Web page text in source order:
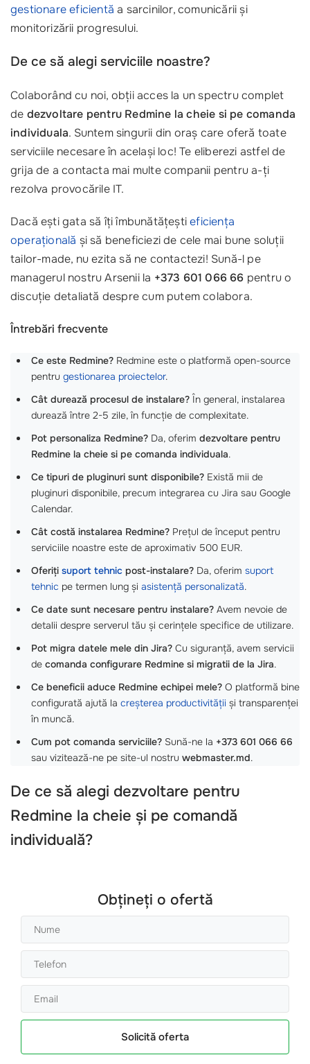
gestionare eficientă a sarcinilor, comunicării și
monitorizării progresului.
De ce să alegi serviciile noastre?
Colaborând cu noi, obții acces la un spectru complet
de dezvoltare pentru Redmine la cheie si pe comanda
individuala. Suntem singurii din oraș care oferă toate
serviciile necesare în același loc! Te eliberezi astfel de
grija de a contacta mai multe companii pentru a-ți
rezolva provocările IT.
Dacă ești gata să îți îmbunătățeștieficiența
operațională și să beneficiezi de cele mai bune soluții
tailor-made, nu ezita să ne contactezi! Sună-l pe
managerul nostru Arsenii la +373 601 066 66 pentru o
discuție detaliată despre cum putem colabora.
Întrebări frecvente
Ce este Redmine? Redmine este o platformă open-source
pentru gestionarea proiectelor.
Cât durează procesul de instalare? În general, instalarea
durează între 2-5 zile, în funcție de complexitate.
Pot personaliza Redmine? Da, oferim dezvoltare pentru
Redmine la cheie si pe comanda individuala.
Ce tipuri de pluginuri sunt disponibile? Există mii de
pluginuri disponibile, precum integrarea cu Jira sau Google
Calendar.
Cât costă instalarea Redmine? Prețul de început pentru
serviciile noastre este de aproximativ 500 EUR.
Oferiți suport tehnic post-instalare? Da, oferim suport
tehnic pe termen lung și asistență personalizată.
Ce date sunt necesare pentru instalare? Avem nevoie de
detalii despre serverul tău și cerințele specifice de utilizare.
Pot migra datele mele din Jira? Cu siguranță, avem servicii
de comanda configurare Redmine si migratii de la Jira.
Ce beneficii aduce Redmine echipei mele? O platformă bine
configurată ajută la creșterea productivității și transparenței
în muncă.
Cum pot comanda serviciile? Sună-ne la +373 601 066 66
sau vizitează-ne pe site-ul nostru webmaster.md.
De ce să alegi dezvoltare pentru
Redmine la cheie și pe comandă
individuală?
Obțineți o ofertă
Solicită oferta